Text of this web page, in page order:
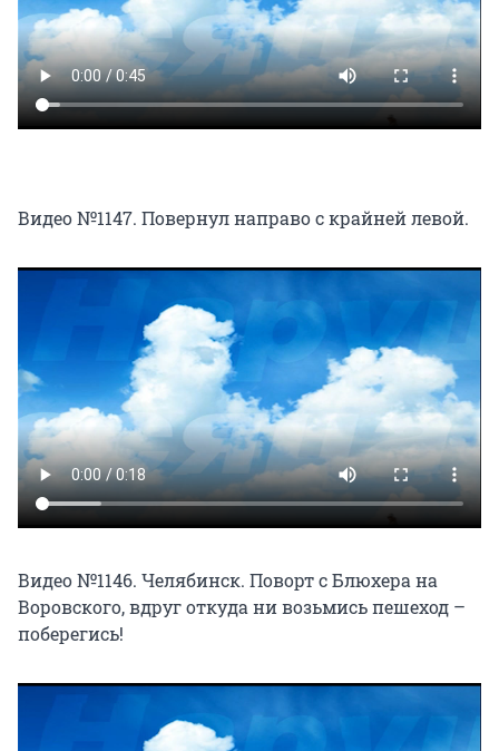
Видео №1147. Повернул направо с крайней левой.
Видео №1146. Челябинск. Поворт с Блюхера на
Воровского, вдруг откуда ни возьмись пешеход –
поберегись!